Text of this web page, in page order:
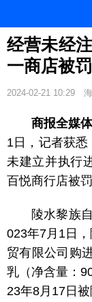
经营未经
一商店被
2024-02-21 10:29
商报全媒
1日，记者获
未建立并执行
百悦商行店被
陵水黎族
023年7月1日
贸有限公司购
乳（净含量：
23年8月17日